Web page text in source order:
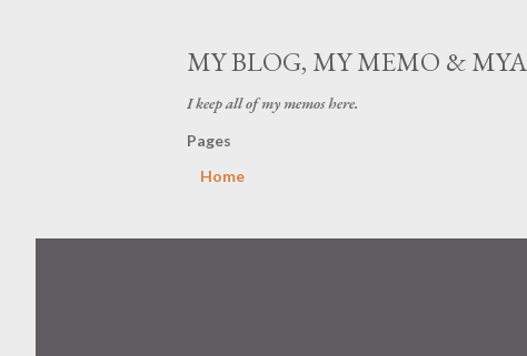
MY BLOG, MY MEMO &
I keep all of my memos here.
Pages
Home